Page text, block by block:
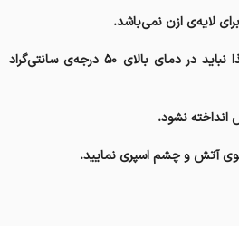
لایه‌ی ازن نمی‌باشد.
قوطی حاوی فشار است، لذا نباید در دمای بالای ۵۰ درجه‌ی سانتی‌گراد
انداخته نشود.
آتش و چشم اسپری نمایید‌.